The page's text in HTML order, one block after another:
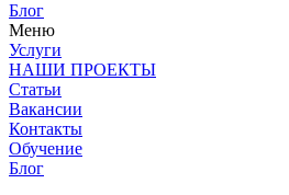
Блог
Меню
Услуги
НАШИ ПРОЕКТЫ
Статьи
Вакансии
Контакты
Обучение
Блог